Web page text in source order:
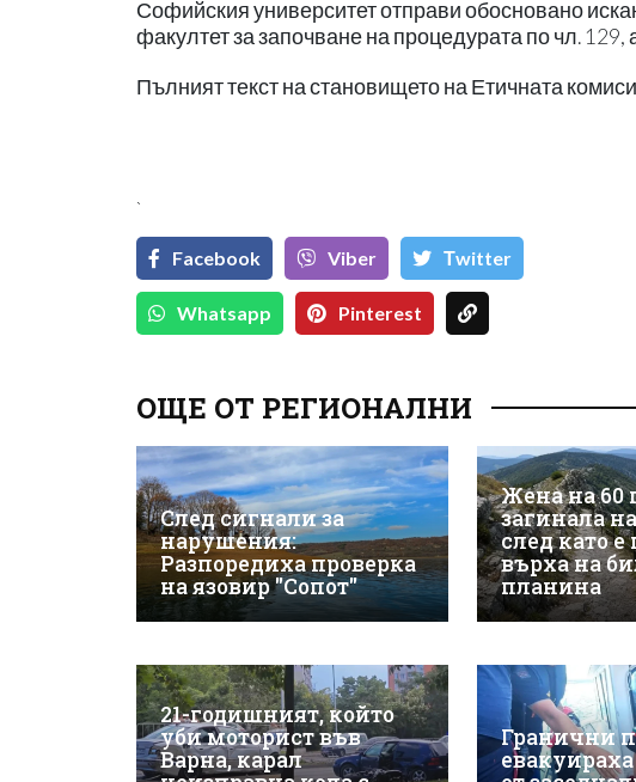
Софийския университет отправи обосновано
факултет за започване на процедурата по чл. 129,
Пълният текст на становището на Етичната
`
Facebook Viber Тwitter
Whatsapp Pinterest
ОЩЕ ОТ РЕГИОНАЛНИ
След сигнали за
нарушения:
Разпоредиха проверка
на язовир "Сопот"
Жена на 60
загинала
след като е
върха на
планина
21-годишният, който
уби моторист във
Варна, карал
Гранични